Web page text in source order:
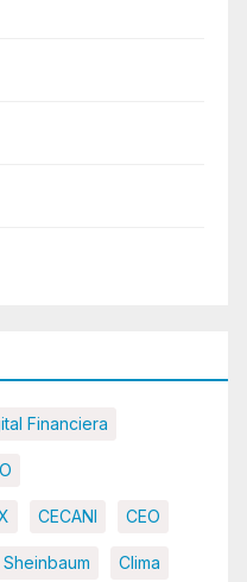
Financiera
CECANI CEO
Clima